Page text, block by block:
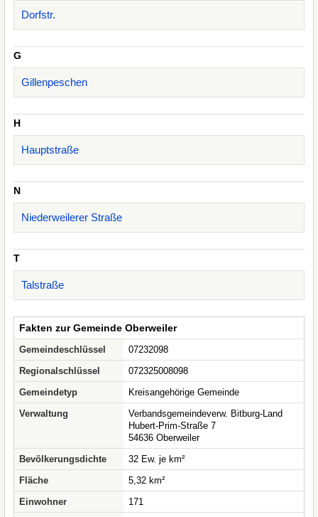
Dorfstr.
G
Gillenpeschen
H
Hauptstraße
N
Niederweilerer Straße
T
Talstraße
Fakten zur Gemeinde Oberweiler
Gemeindeschlüssel
07232098
Regionalschlüssel
072325008098
Gemeindetyp
Kreisangehörige Gemeinde
Verwaltung
Verbandsgemeindeverw. Bitburg-Land
Hubert-Prim-Straße 7
54636 Oberweiler
Bevölkerungsdichte
32 Ew. je km²
Fläche
5,32 km²
Einwohner
171